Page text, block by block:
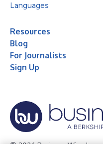
Languages
Resources
Blog
For Journalists
Sign Up
© 2026 Business Wire, Inc.